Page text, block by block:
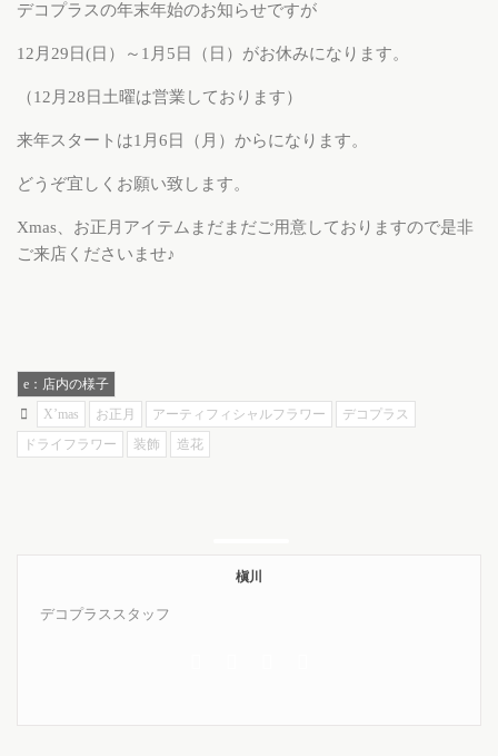
デコプラスの年末年始のお知らせですが
12月29日(日）～1月5日（日）がお休みになります。
（12月28日土曜は営業しております）
来年スタートは1月6日（月）からになります。
どうぞ宜しくお願い致します。
Xmas、お正月アイテムまだまだご用意しておりますので是非
ご来店くださいませ♪
e：店内の様子
X’mas
お正月 アーティフィシャルフラワー
デコプラス
ドライフラワー
装飾 造花
槇川
デコプラススタッフ